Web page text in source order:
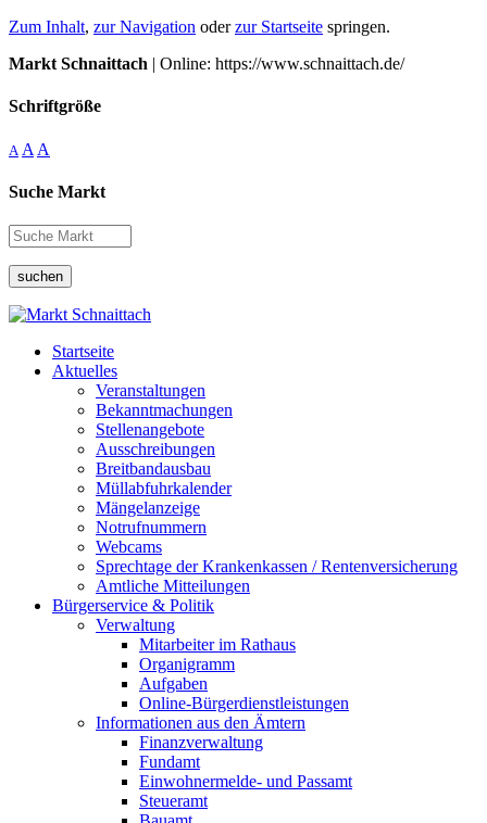
Zum Inhalt, zur Navigation oderzur Startseite springen.
Markt Schnaittach | Online: https://www.schnaittach.de/
Schriftgröße
A A A
Suche Markt
suchen
Startseite
Aktuelles
Veranstaltungen
Bekanntmachungen
Stellenangebote
Ausschreibungen
Breitbandausbau
Müllabfuhrkalender
Mängelanzeige
Notrufnummern
Webcams
Sprechtage der Krankenkassen / Rentenversicherung
Amtliche Mitteilungen
Bürgerservice & Politik
Verwaltung
Mitarbeiter im Rathaus
Organigramm
Aufgaben
Online-Bürgerdienstleistungen
Informationen aus den Ämtern
Finanzverwaltung
Fundamt
Einwohnermelde- und Passamt
Steueramt